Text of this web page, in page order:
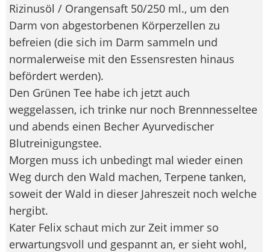
Rizinusöl / Orangensaft 50/250 ml., um den
Darm von abgestorbenen Körperzellen zu
befreien (die sich im Darm sammeln und
normalerweise mit den Essensresten hinaus
befördert werden).
Den Grünen Tee habe ich jetzt auch
weggelassen, ich trinke nur noch Brennnesseltee
und abends einen Becher Ayurvedischer
Blutreinigungstee.
Morgen muss ich unbedingt mal wieder einen
Weg durch den Wald machen, Terpene tanken,
soweit der Wald in dieser Jahreszeit noch welche
hergibt.
Kater Felix schaut mich zur Zeit immer so
erwartungsvoll und gespannt an, er sieht wohl,